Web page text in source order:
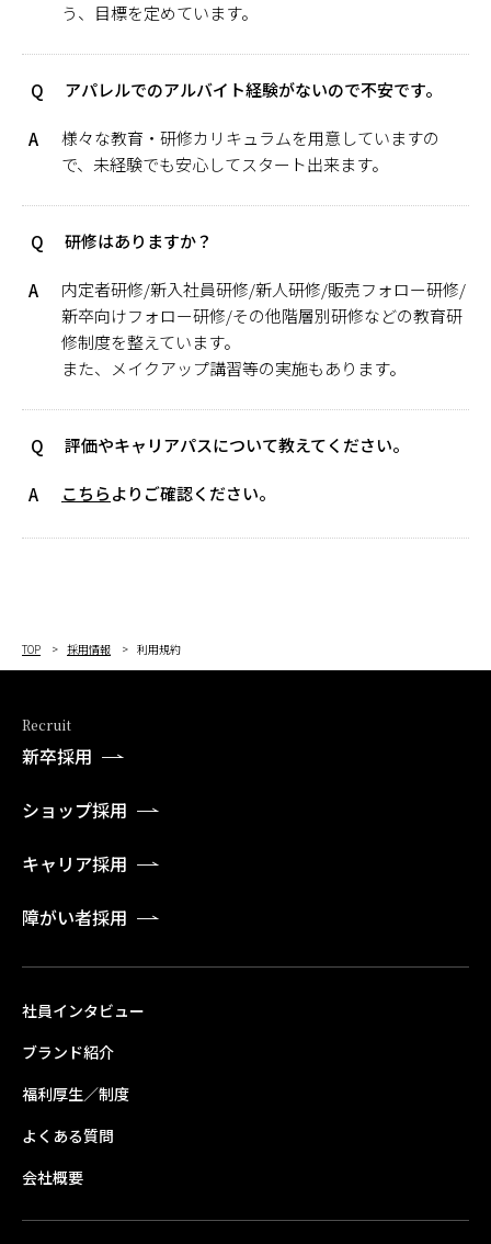
う、目標を定めています。
Q アパレルでのアルバイト経験がないので不安です。
A
様々な教育・研修カリキュラムを用意していますの
で、未経験でも安心してスタート出来ます。
Q 研修はありますか？
A
内定者研修/新入社員研修/新人研修/販売フォロー研修/
新卒向けフォロー研修/その他階層別研修などの教育研
修制度を整えています。
また、メイクアップ講習等の実施もあります。
Q 評価やキャリアパスについて教えてください。
A こちらよりご確認ください。
TOP 採用情報 利用規約
Recruit
新卒採用
ショップ採用
キャリア採用
障がい者採用
社員インタビュー
ブランド紹介
福利厚生／制度
よくある質問
会社概要